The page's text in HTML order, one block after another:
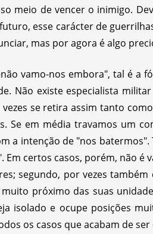
meio de vencer o inimigo.
esse carácter de
mas por agora é algo
vamo-nos embora", tal é
Não existe especialista
se retira assim tanto
Se em média travamos um
a intenção de "nos
Em certos casos, porém, não
segundo, por vezes
próximo das suas
isolado e ocupe posições
os casos que acabam de